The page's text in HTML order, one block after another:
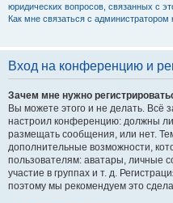
юридических вопросов, связанных с
Как мне связаться с администратором
Вход на конференцию и
Зачем мне нужно
Вы можете этого и не делать. Всё
настроил конференцию: должны
размещать сообщения, или нет.
дополнительные возможности,
пользователям: аватары, личные
участие в группах и т. д.
поэтому мы рекомендуем это